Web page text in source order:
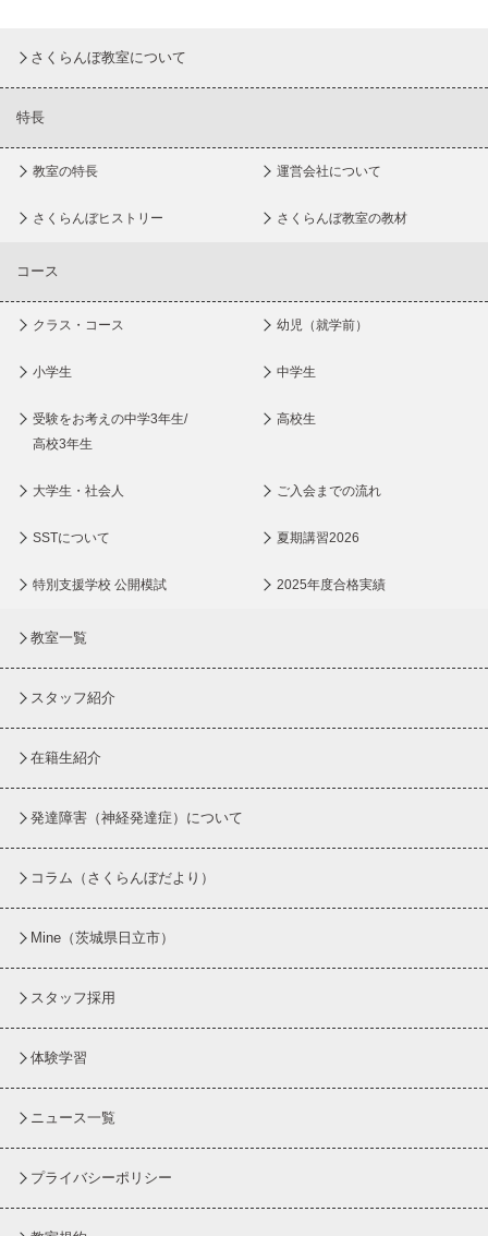
さくらんぼ教室について
特長
教室の特長 運営会社について
さくらんぼヒストリー さくらんぼ教室の教材
コース
クラス・コース 幼児（就学前）
小学生 中学生
受験をお考えの中学3年生/
高校3年生
高校生
大学生・社会人 ご入会までの流れ
SSTについて 夏期講習2026
特別支援学校 公開模試 2025年度合格実績
教室一覧
スタッフ紹介
在籍生紹介
発達障害（神経発達症）について
コラム （さくらんぼだより）
Mine（茨城県日立市）
スタッフ採用
体験学習
ニュース一覧
プライバシーポリシー